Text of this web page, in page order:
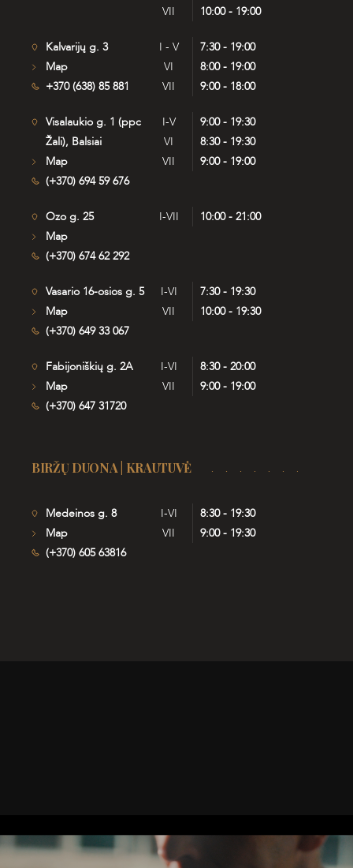
VII 10:00 - 19:00
Kalvarijų g. 3
Map
+370 (638) 85 881
I - V
7:30 - 19:00
VI
8:00 - 19:00
VII
9:00 - 18:00
Visalaukio g. 1 (ppc
Žali), Balsiai
Map
(+370) 694 59 676
I-V
9:00 - 19:30
VI
8:30 - 19:30
VII
9:00 - 19:00
Ozo g. 25
Map
(+370) 674 62 292
I-VII 10:00 - 21:00
Vasario 16-osios g. 5
Map
(+370) 649 33 067
I-VI
7:30 - 19:30
VII
10:00 - 19:30
Fabijoniškių g. 2A
Map
(+370) 647 31720
I-VI
8:30 - 20:00
VII
9:00 - 19:00
BIRŽŲ DUONA | KRAUTUVĖ
Medeinos g. 8
Map
(+370) 605 63816
I-VI
8:30 - 19:30
VII
9:00 - 19:30